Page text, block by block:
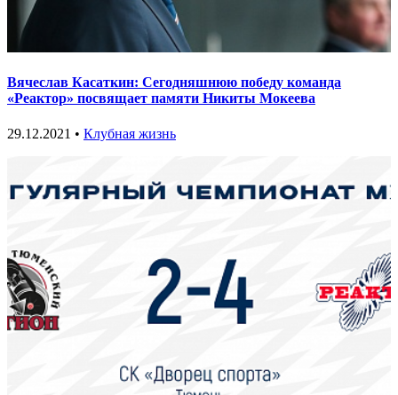
Вячеслав Касаткин: Сегодняшнюю победу команда
«Реактор» посвящает памяти Никиты Мокеева
29.12.2021 • Клубная жизнь